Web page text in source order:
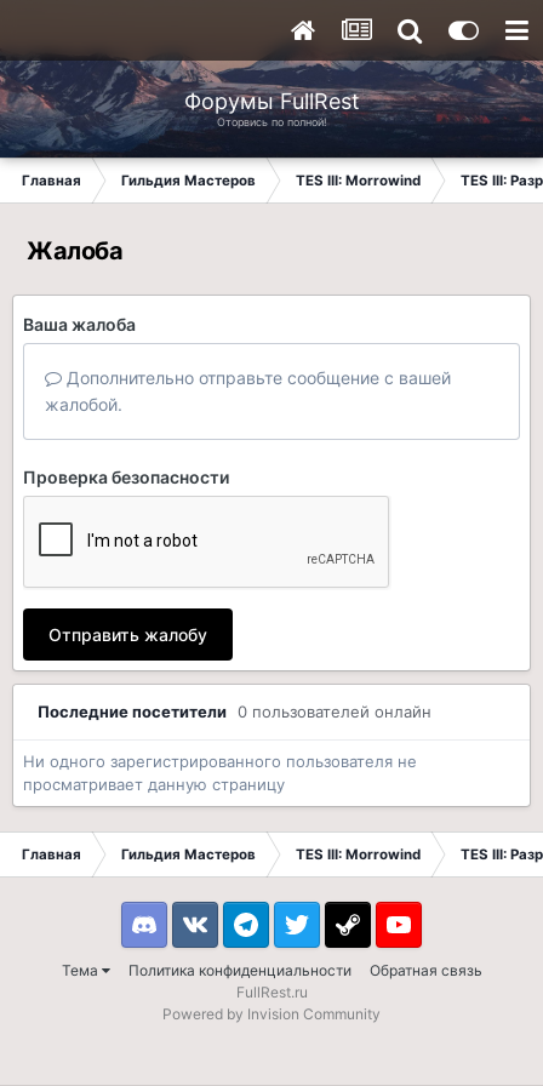
Форумы FullRest
Оторвись по полной!
Главная Гильдия Мастеров TES III: Morrowind TES III:
Жалоба
Ваша жалоба
Дополнительно отправьте сообщение с вашей
жалобой.
Проверка безопасности
Отправить жалобу
Последние посетители 0 пользователей онлайн
Ни одного зарегистрированного пользователя не
просматривает данную страницу
Главная Гильдия Мастеров TES III: Morrowind TES III:
Тема Политика конфиденциальности Обратная связь
DiscordVK TelegramTwitter Steam Youtube
FullRest.ru
Powered by Invision Community